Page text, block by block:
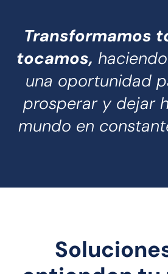
Transformamos
tocamos,
una oportunidad
prosperar y dejar
mundo en